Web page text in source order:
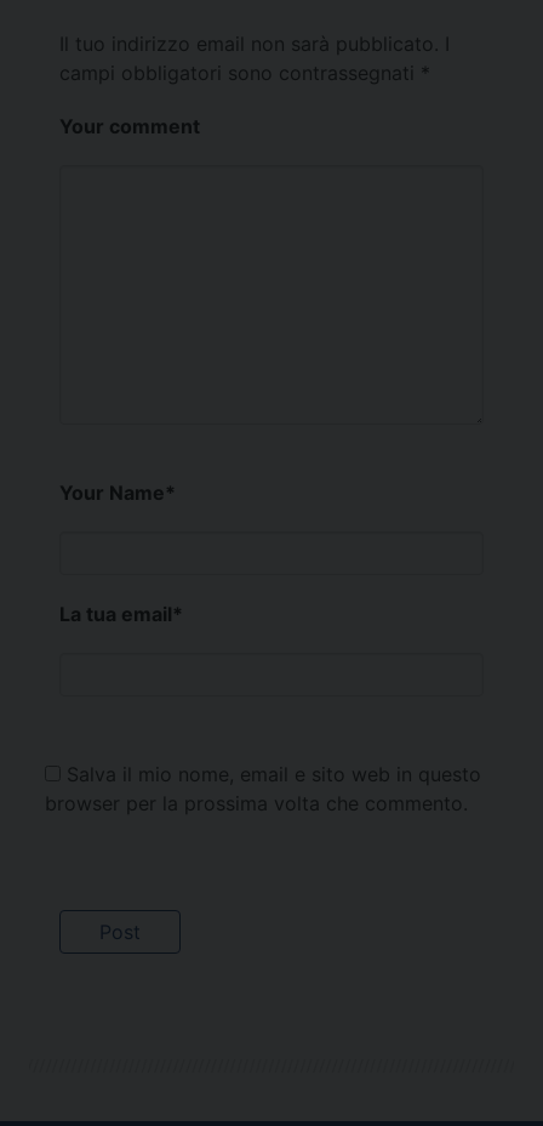
Il tuo indirizzo email non sarà pubblicato.
campi obbligatori sono contrassegnati *
Your comment
Your Name*
La tua email*
Salva il mio nome, email e sito web in questo
browser per la prossima volta che commento.